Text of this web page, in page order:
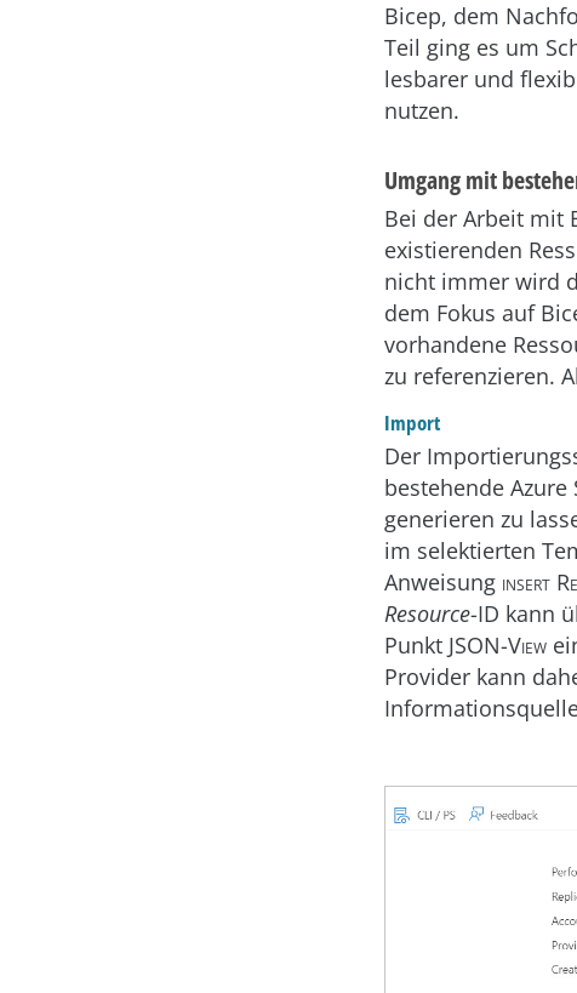
Bicep, dem
Teil ging es um
lesbarer und
nutzen.
Umgang mit
Bei der Arbeit mit
existierenden
nicht immer wird
dem Fokus auf
vorhandene
zu referenzieren.
Import
Der
bestehende
generieren zu
im selektierten
Anweisung insert
Resource-ID kann
Punkt JSON-View
Provider kann